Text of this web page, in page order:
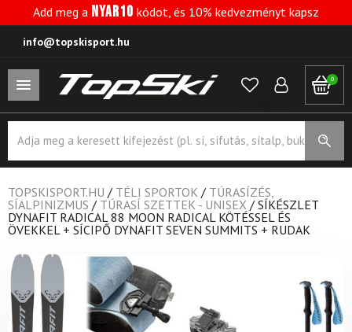
Add meg a NYAR10 kódot, és 10% kedvezményt kapsz
info@topskisport.hu
0
search
TOPSKISPORT.HU / TÉLI SPORTOK / TÚRASÍZÉS,
SÍALPINIZMUS / TÚRASÍ SZETTEK - UNISEX / SÍKÉSZLET
DYNAFIT RADICAL 88 MOON RADICAL KÖTÉSSEL ÉS
ÖVEKKEL + SÍCIPŐ DYNAFIT SEVEN SUMMITS + RUDAK